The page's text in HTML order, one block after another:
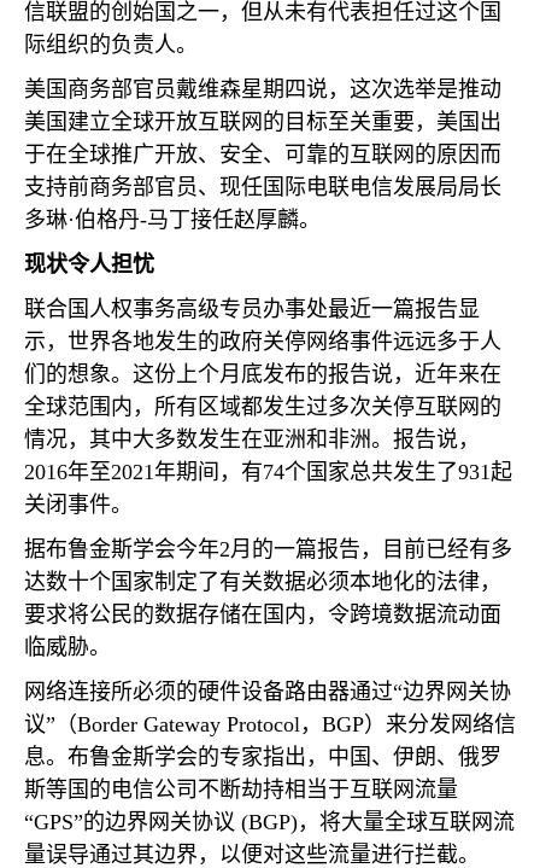
信联盟的创始国之一，但从未有代表担任过这个国
际组织的负责人。
美国商务部官员戴维森星期四说，这次选举是推动
美国建立全球开放互联网的目标至关重要，美国出
于在全球推广开放、安全、可靠的互联网的原因而
支持前商务部官员、现任国际电联电信发展局局长
多琳·伯格丹-马丁接任赵厚麟。
现状令人担忧
联合国人权事务高级专员办事处最近一篇报告显
示，世界各地发生的政府关停网络事件远远多于人
们的想象。这份上个月底发布的报告说，近年来在
全球范围内，所有区域都发生过多次关停互联网的
情况，其中大多数发生在亚洲和非洲。报告说，
2016年至2021年期间，有74个国家总共发生了931起
关闭事件。
据布鲁金斯学会今年2月的一篇报告，目前已经有多
达数十个国家制定了有关数据必须本地化的法律，
要求将公民的数据存储在国内，令跨境数据流动面
临威胁。
网络连接所必须的硬件设备路由器通过“边界网关协
议”（Border Gateway Protocol， BGP）来分发网络信
息。布鲁金斯学会的专家指出，中国、伊朗、俄罗
斯等国的电信公司不断劫持相当于互联网流量
“GPS”的边界网关协议 (BGP)，将大量全球互联网流
量误导通过其边界，以便对这些流量进行拦截。